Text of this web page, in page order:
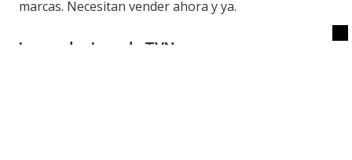
marcas. Necesitan vender ahora y ya.
La productora de TVN